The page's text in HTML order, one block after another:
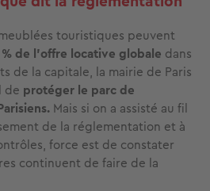
touristiques peuvent
de l’offre locative globale dans
de la capitale, la mairie de Paris
de protéger le parc de
Mais si on a assisté au fil
de la réglementation et à
force est de constater
continuent de faire de la